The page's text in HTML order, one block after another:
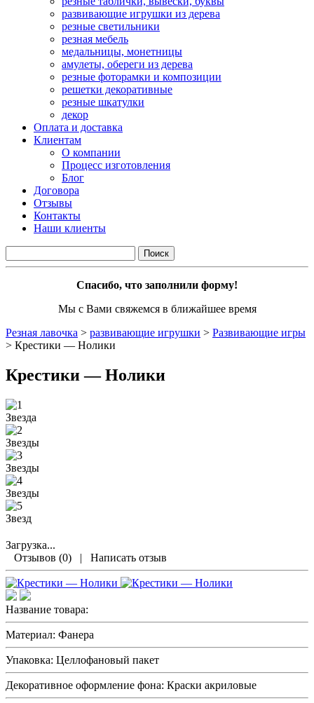
развивающие игрушки из дерева
резные светильники
резная мебель
медальницы, монетницы
амулеты, обереги из дерева
резные фоторамки и композиции
решетки декоративные
резные шкатулки
декор
Оплата и доставка
Клиентам
О компании
Процесс изготовления
Блог
Договора
Отзывы
Контакты
Наши клиенты
Спасибо, что заполнили форму!
Мы с Вами свяжемся в ближайшее время
Резная лавочка > развивающие игрушки > Развивающие игры
> Крестики — Нолики
Крестики — Нолики
Загрузка...
Отзывов (0) | Написать отзыв
Название товара:
Материал: Фанера
Упаковка: Целлофановый пакет
Декоративное оформление фона: Краски акриловые